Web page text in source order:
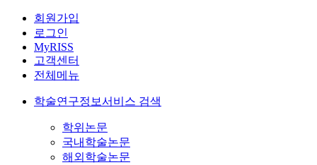
회원가입
로그인
MyRISS
고객센터
전체메뉴
학술연구정보서비스 검색
학위논문
국내학술논문
해외학술논문